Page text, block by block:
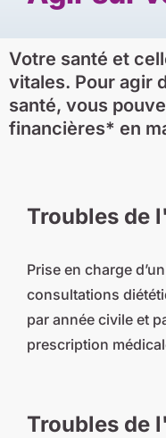
Votre santé et
vitales. Pour agir
santé, vous
financières* en
Troubles de
Prise en charge
consultations
par année civile et
prescription
Troubles de